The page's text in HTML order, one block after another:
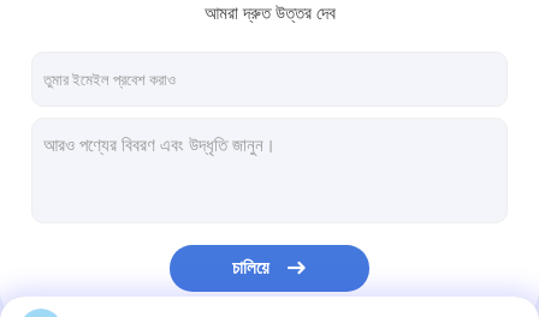
আমরা দ্রুত উত্তর দেব
চালিয়ে